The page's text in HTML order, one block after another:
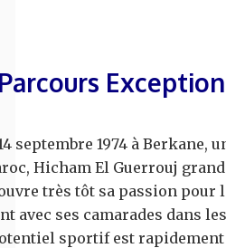
septembre 1974 à Berkane,
Hicham El Guerrouj
très tôt sa passion pour
avec ses camarades dans
sportif est